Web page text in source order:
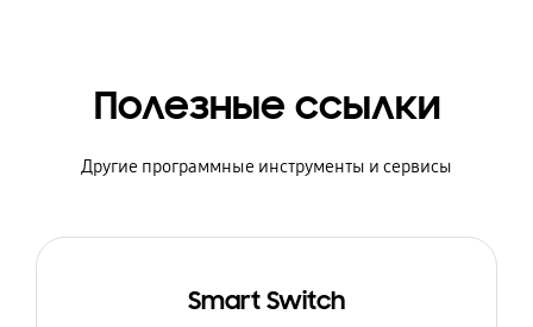
Полезные ссылки
Другие программные инструменты и сервисы
Smart Switch